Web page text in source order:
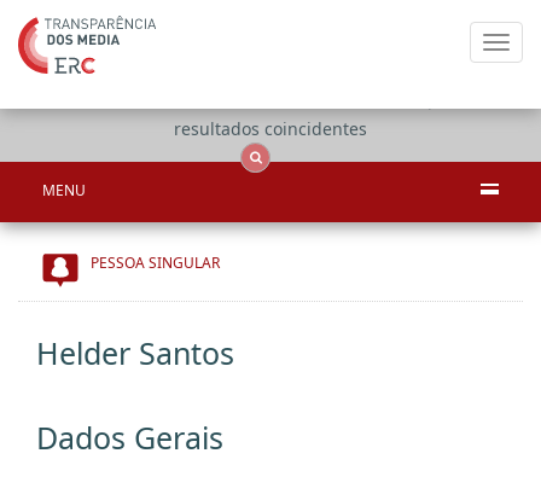
resultados coincidentes
MENU
PESSOA SINGULAR
Helder Santos
Dados Gerais